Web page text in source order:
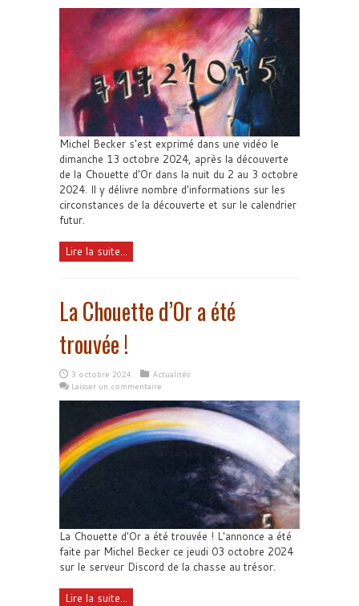
Michel Becker s'est exprimé dans une vidéo le
dimanche 13 octobre 2024, après la découverte
de la Chouette d'Or dans la nuit du 2 au 3 octobre
2024. Il y délivre nombre d'informations sur les
circonstances de la découverte et sur le calendrier
futur.
Lire la suite...
La Chouette d’Or a été
trouvée !
3 octobre 2024
Actualités
Laisser un commentaire
La Chouette d'Or a été trouvée ! L'annonce a été
faite par Michel Becker ce jeudi 03 octobre 2024
sur le serveur Discord de la chasse au trésor.
Lire la suite...